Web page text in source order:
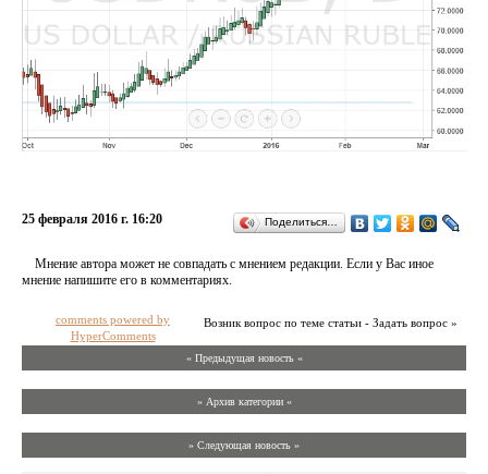
25 февраля 2016 г. 16:20 Поделиться…
Мнение автора может не совпадать с мнением редакции. Если у Вас иное
мнение напишите его в комментариях.
Возник вопрос по теме статьи - Задать вопрос »
comments powered by
HyperComments
« Предыдущая новость «
» Архив категории «
» Следующая новость »